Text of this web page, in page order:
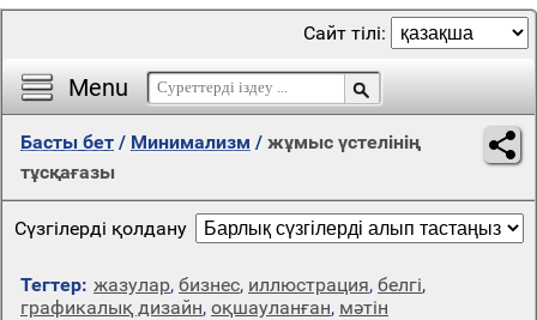
Menu
Сайт тілі:
Басты бет / Минимализм / жұмыс үстелінің
тұсқағазы
Сүзгілерді қолдану
Тегтер: жазулар, бизнес, иллюстрация, белгі,
графикалық дизайн, оқшауланған, мәтін